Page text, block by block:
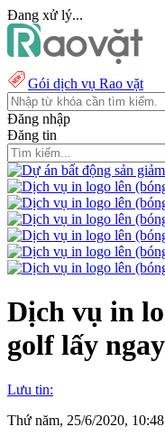
Đang xử lý...
Gói dịch vụ Rao vặt
Đăng nhập
Đăng tin
Dịch vụ in
golf lấy
Lưu tin:
Thứ năm, 25/6/2020,